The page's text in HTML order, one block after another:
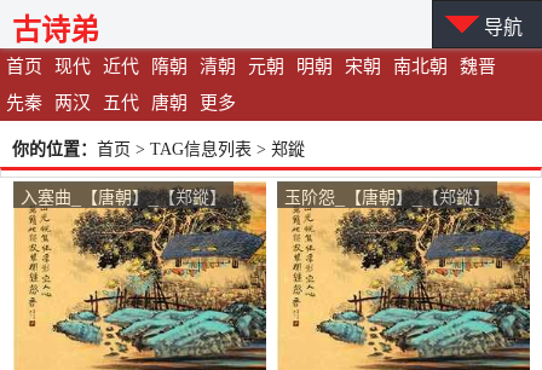
首页 现代 近代 隋朝 清朝 元朝 明朝 宋朝 南北朝
魏晋
先秦
两汉 五代 唐朝 更多
古诗弟 导航
你的位置： 首页 > TAG信息列表 > 郑鏦
入塞曲_【唐朝】_【郑鏦】 玉阶怨_【唐朝】_【郑鏦】